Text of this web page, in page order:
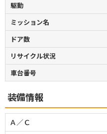
駆動
ミッション名
ドア数
リサイクル状況
車台番号
装備情報
Ａ／Ｃ